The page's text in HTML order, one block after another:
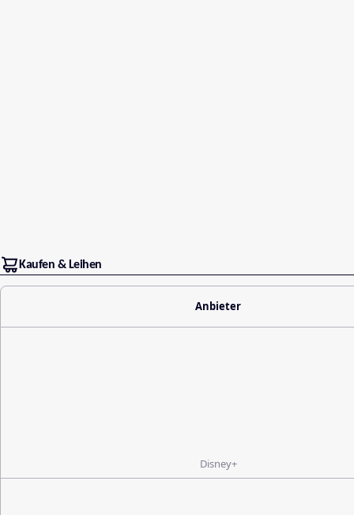
Kaufen & Leihen
Anbieter
Disney+